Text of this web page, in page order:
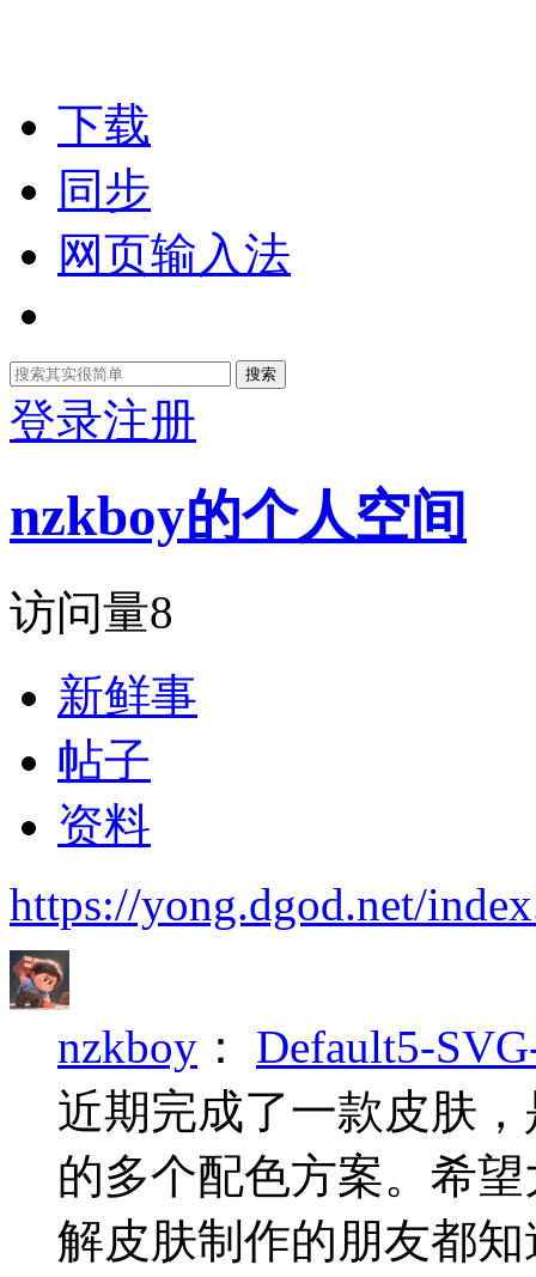
下载
同步
网页输入法
搜索
登录注册
nzkboy的个人空间
访问量8
新鲜事
帖子
资料
https://yong.dgod.net/
nzkboy ： Default5-
近期完成了一款皮肤
的多个配色方案。希
解皮肤制作的朋友都